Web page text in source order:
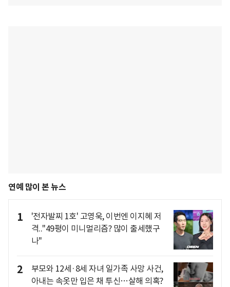
연예 많이 본 뉴스
1
'전자발찌 1호' 고영욱, 이번엔 이지혜 저
격.."49평이 미니멀리즘? 많이 출세했구
나"
2
부모와 12세·8세 자녀 일가족 사망 사건,
아내는 속옷만 입은 채 투신…살해 의혹?